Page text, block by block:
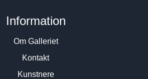
Information
Om Galleriet
Kontakt
Kunstnere